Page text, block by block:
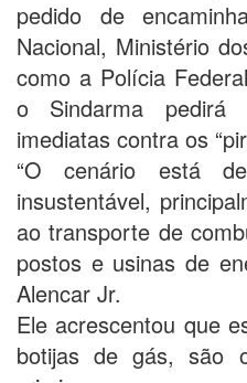
pedido de
Nacional, Ministério
como a Polícia
o Sindarma pedirá
imediatas contra os
“O cenário está
insustentável,
ao transporte de
postos e usinas de
Alencar Jr.
Ele acrescentou que
botijas de gás, são